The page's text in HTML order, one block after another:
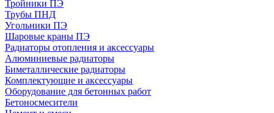
Тройники ПЭ
Трубы ПНД
Угольники ПЭ
Шаровые краны ПЭ
Радиаторы отопления и аксессуары
Алюминиевые радиаторы
Биметаллические радиаторы
Комплектующие и аксессуары
Оборудование для бетонных работ
Бетоносмесители